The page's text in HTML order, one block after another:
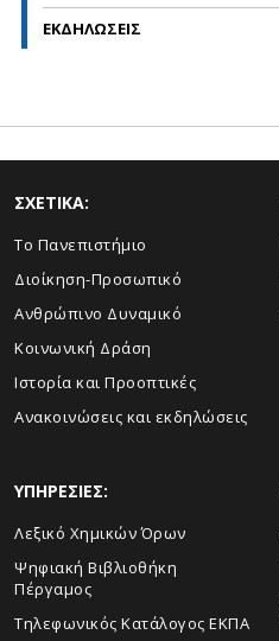
ΕΚΔΗΛΩΣΕΙΣ
ΣΧΕΤΙΚΑ:
Το Πανεπιστήμιο
Διοίκηση-Προσωπικό
Ανθρώπινο Δυναμικό
Κοινωνική Δράση
Ιστορία και Προοπτικές
Ανακοινώσεις και εκδηλώσεις
ΥΠΗΡΕΣΙΕΣ:
Λεξικό Χημικών Όρων
Ψηφιακή Βιβλιοθήκη
Πέργαμος
Τηλεφωνικός Κατάλογος ΕΚΠΑ